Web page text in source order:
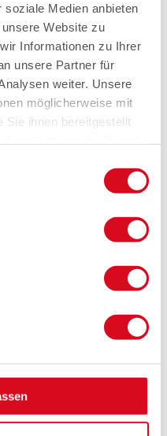
soziale Medien anbieten
Website zu
Informationen zu Ihrer
unsere Partner für
weiter. Unsere
möglicherweise mit
Sie ihnen bereitgestellt